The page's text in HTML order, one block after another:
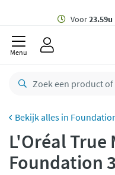
Menu
L'Oréal True
Foundation